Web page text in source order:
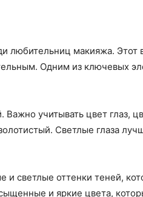
любительниц макияжа. Этот
Одним из ключевых
Важно учитывать цвет глаз,
Светлые глаза
светлые оттенки теней,
и яркие цвета,